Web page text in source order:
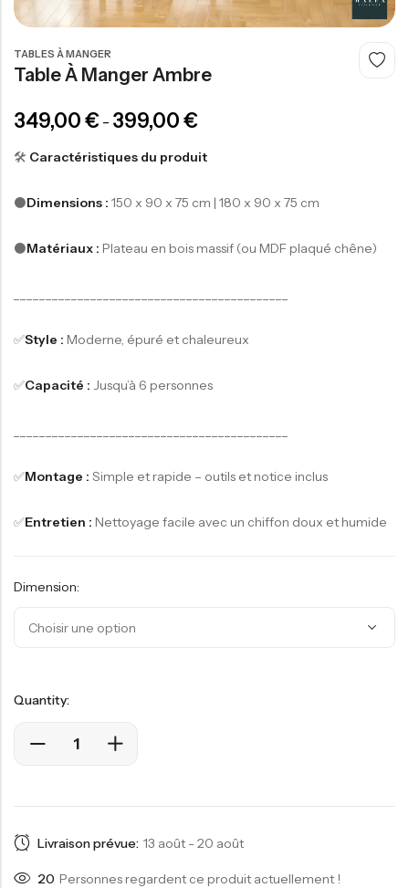
TABLES À MANGER
Table À Manger Ambre
349,00€ – 399,00€
🛠️ Caractéristiques du produit
⚫️Dimensions : 150 x 90 x 75 cm | 180 x 90 x 75 cm
⚫️Matériaux : Plateau en bois massif (ou MDF plaqué chêne)
✅Style : Moderne, épuré et chaleureux
✅Capacité : Jusqu’à 6 personnes
✅Montage : Simple et rapide – outils et notice inclus
✅Entretien : Nettoyage facile avec un chiffon doux et humide
Dimension:
Quantity:
Livraison prévue: 13 août - 20 août
20 Personnes regardent ce produit actuellement !